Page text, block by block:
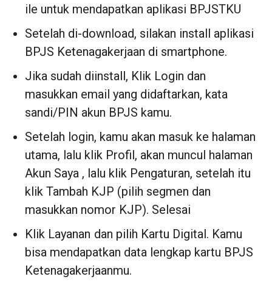
ile untuk mendapatkan aplikasi BPJSTKU
Setelah di-download, silakan install aplikasi
BPJS Ketenagakerjaan di smartphone.
Jika sudah diinstall, Klik Login dan
masukkan email yang didaftarkan, kata
sandi/PIN akun BPJS kamu.
Setelah login, kamu akan masuk ke halaman
utama, lalu klik Profil, akan muncul halaman
Akun Saya , lalu klik Pengaturan, setelah itu
klik Tambah KJP (pilih segmen dan
masukkan nomor KJP). Selesai
Klik Layanan dan pilih Kartu Digital. Kamu
bisa mendapatkan data lengkap kartu BPJS
Ketenagakerjaanmu.